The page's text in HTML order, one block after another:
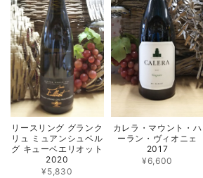
リースリング グランク
リュ ミュアンシュベル
グ キューベエリオット
2020
¥5,830
カレラ・マウント・ハ
ーラン・ヴィオニェ
2017
¥6,600